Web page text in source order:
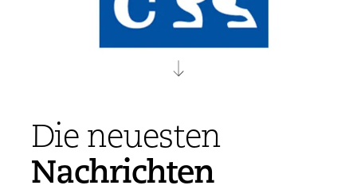
Die neuesten
Nachrichten